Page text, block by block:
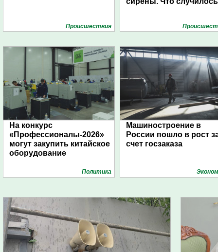
Проиcшествия
На конкурс
«Профессионалы-2026»
могут закупить китайское
оборудование
Политика
Машиностроение в
России пошло в рост
счет госзаказа